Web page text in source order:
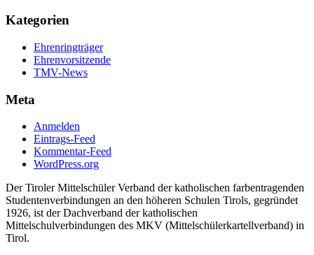
Kategorien
Ehrenringträger
Ehrenvorsitzende
TMV-News
Meta
Anmelden
Eintrags-Feed
Kommentar-Feed
WordPress.org
Der Tiroler Mittelschüler Verband der katholischen farbentragenden
Studentenverbindungen an den höheren Schulen Tirols, gegründet
1926, ist der Dachverband der katholischen
Mittelschulverbindungen des MKV (Mittelschülerkartellverband) in
Tirol.